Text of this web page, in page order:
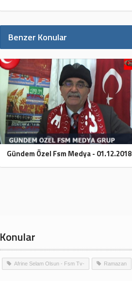
Benzer Konular
Gündem Özel Fsm Medya - 01.12.2018
Konular
Afrine Selam Olsun - Fsm Tv- Ramazan